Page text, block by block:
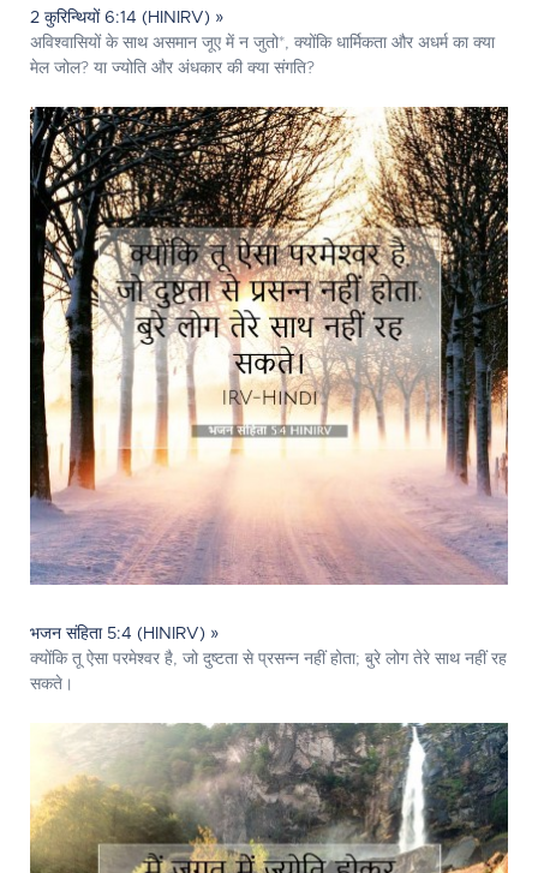
2 कुरिन्थियों 6:14 (HINIRV) »
अविश्वासियों के साथ असमान जूए में न जुतो*, क्योंकि धार्मिकता और अधर्म का क्या
मेल जोल? या ज्योति और अंधकार की क्या संगति?
भजन संहिता 5:4 (HINIRV) »
क्योंकि तू ऐसा परमेश्‍वर है, जो दुष्टता से प्रसन्‍न नहीं होता; बुरे लोग तेरे साथ नहीं रह
सकते।